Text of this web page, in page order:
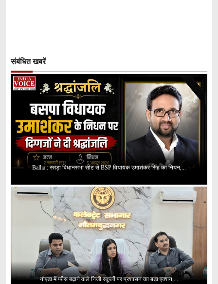
संबंधित खबरें
Ballia : रसड़ा विधानसभा सीट से BSP विधायक उमाशंकर सिंह का निधन,...
नोएडा में फीस बढ़ाने वाले निजी स्कूलों पर प्रशासन का बड़ा एक्शन,...